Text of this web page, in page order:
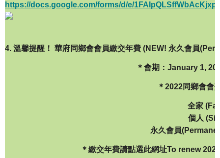
https://docs.google.com/forms/d/e/
4. 溫馨提醒！ 華府同鄉會會員繳交年費 (NEW! 永久會員
＊會期：January 1,
＊2022同鄉會會
全家
個人
永久會員
＊繳交年費請點選此網址To renew